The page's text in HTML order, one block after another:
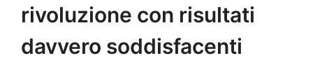
rivoluzione con risultati
davvero soddisfacenti